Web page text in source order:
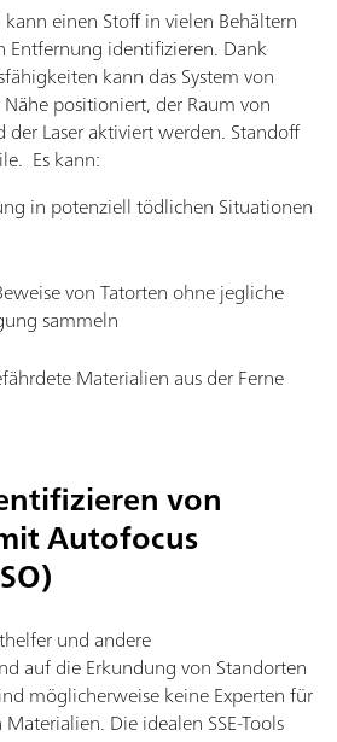
einen Stoff in vielen Behältern
Entfernung identifizieren. Dank
kann das System von
positioniert, der Raum von
der Laser aktiviert werden. Standoff
Es kann:
in potenziell tödlichen Situationen
von Tatorten ohne jegliche
sammeln
Materialien aus der Ferne
von
Autofocus
und andere
auf die Erkundung von Standorten
möglicherweise keine Experten für
Die idealen SSE-Tools